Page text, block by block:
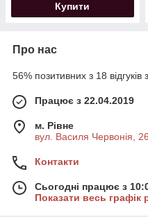
Купити
Про нас
56% позитивних з 18 відгуків
Працює з 22.04.2019
м. Рівне
вул. Василя Червонія,
Контакти
Сьогодні працює з
Показати весь графік